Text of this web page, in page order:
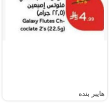
هايبر بنده